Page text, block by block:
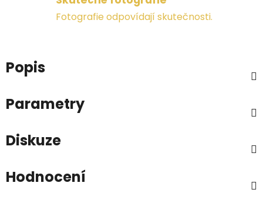
Fotografie odpovídají skutečnosti.
Popis
Parametry
Diskuze
Hodnocení